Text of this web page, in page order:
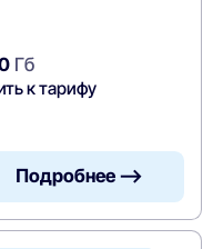
Гб
к тарифу
Подробнее —>